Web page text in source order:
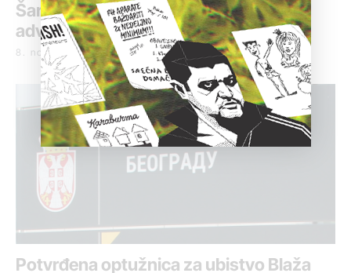
Šaranović negirao optužbe za ubistvo
advokata Zreleca
8. novembar 2018.
Potvrđena optužnica za ubistvo Blaža